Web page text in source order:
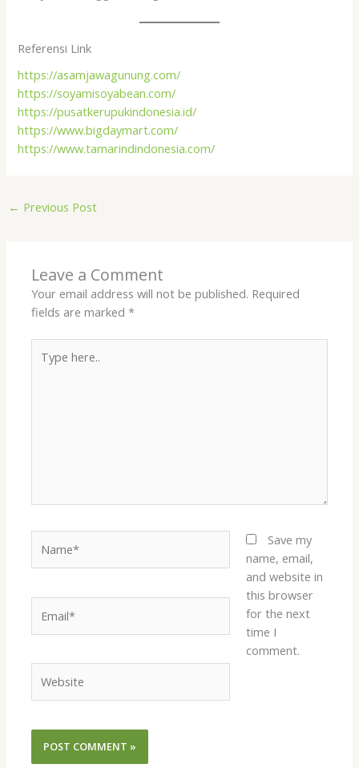
Referensi Link
https://asamjawagunung.com/
https://soyamisoyabean.com/
https://pusatkerupukindonesia.id/
https://www.bigdaymart.com/
https://www.tamarindindonesia.com/
← Previous Post
Leave a Comment
Your email address will not be published. Required
fields are marked*
here..
Save my
name, email,
and website in
this browser
for the next
time I
comment.